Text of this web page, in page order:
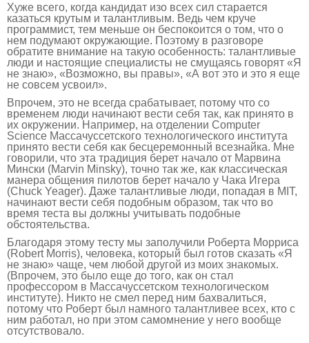
Хуже всего, когда кандидат изо всех сил старается
казаться крутым и талантливым. Ведь чем круче
программист, тем меньше он беспокоится о том, что о
нем подумают окружающие. Поэтому в разговоре
обратите внимание на такую особенность: талантливые
люди и настоящие специалисты не смущаясь говорят «Я
не знаю», «Возможно, вы правы», «А вот это и это я еще
не совсем усвоил».
Впрочем, это не всегда срабатывает, потому что со
временем люди начинают вести себя так, как принято в
их окружении. Например, на отделении Computer
Science Массачуссетского технологического института
принято вести себя как бесцеремонный всезнайка. Мне
говорили, что эта традиция берет начало от Марвина
Мински (Marvin Minsky), точно так же, как классическая
манера общения пилотов берет начало у Чака Игера
(Chuck Yeager). Даже талантливые люди, попадая в MIT,
начинают вести себя подобным образом, так что во
время теста вы должны учитывать подобные
обстоятельства.
Благодаря этому тесту мы заполучили Роберта Морриса
(Robert Morris), человека, который был готов сказать «Я
не знаю» чаще, чем любой другой из моих знакомых.
(Впрочем, это было еще до того, как он стал
профессором в Массачуссетском технологическом
институте). Никто не смел перед ним бахвалиться,
потому что Роберт был намного талантливее всех, кто с
ним работал, но при этом самомнение у него вообще
отсутствовало.